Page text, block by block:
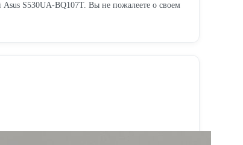
Asus S530UA-BQ107T. Вы не пожалеете о своем